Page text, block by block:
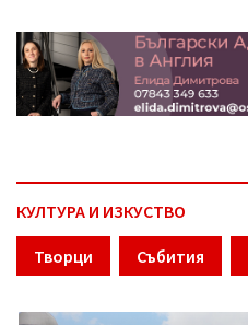
КУЛТУРА И ИЗКУСТВО
Творци Събития